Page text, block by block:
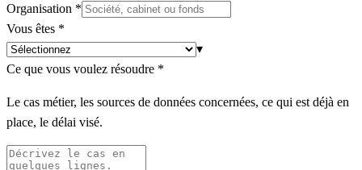
Organisation *
Vous êtes *
▾
Ce que vous voulez résoudre *
Le cas métier, les sources de données concernées, ce qui est déjà en
place, le délai visé.